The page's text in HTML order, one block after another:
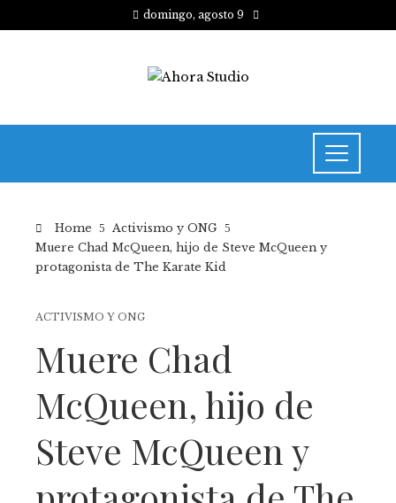
domingo, agosto 9
Home
Activismo y ONG
Muere Chad McQueen, hijo de Steve McQueen y
protagonista de The Karate Kid
ACTIVISMO Y ONG
Muere Chad
McQueen, hijo de
Steve McQueen y